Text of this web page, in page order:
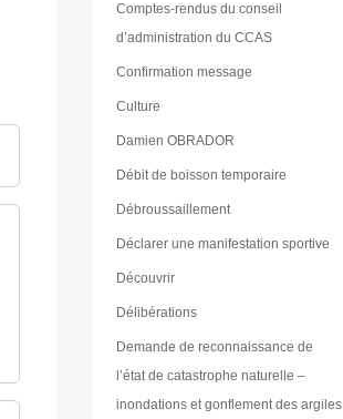
Comptes-rendus du conseil
d’administration du CCAS
Confirmation message
Culture
Damien OBRADOR
Débit de boisson temporaire
Débroussaillement
Déclarer une manifestation sportive
Découvrir
Délibérations
Demande de reconnaissance de
l’état de catastrophe naturelle –
inondations et gonflement des argiles